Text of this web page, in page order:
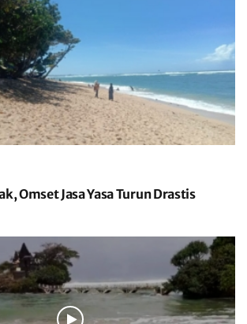
Omset Jasa Yasa Turun Drastis